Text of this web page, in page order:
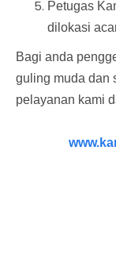
Petugas
dilokasi
Bagi anda
guling muda dan
pelayanan kami